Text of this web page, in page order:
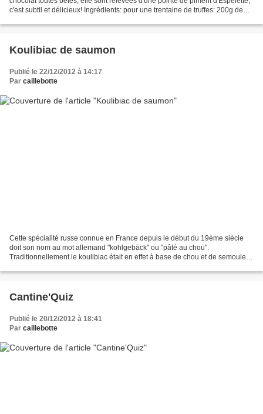
c'est subtil et délicieux! Ingrédients: pour une trentaine de truffes: 200g de
Koulibiac de saumon
Publié le 22/12/2012 à 14:17
Par caillebotte
Cette spécialité russe connue en France depuis le début du 19ème siècle
doit son nom au mot allemand "kohlgebäck" ou "pâté au chou".
Traditionnellement le koulibiac était en effet à base de chou et de semoule
Cantine'Quiz
Publié le 20/12/2012 à 18:41
Par caillebotte